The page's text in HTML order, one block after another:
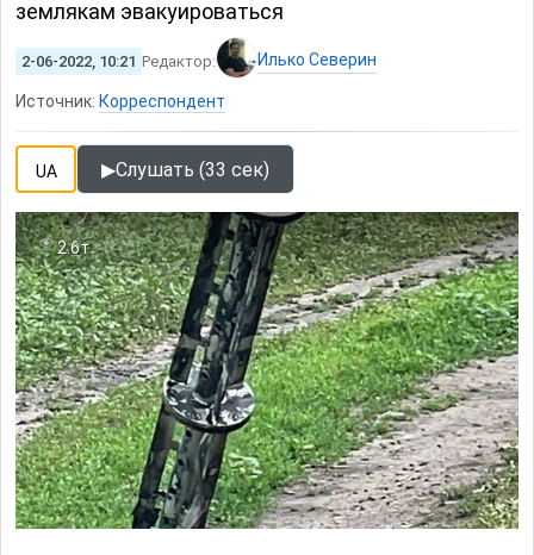
землякам эвакуироваться
2-06-2022, 10:21 Редактор: Илько Северин
Источник: Корреспондент
UA ▶Слушать (33 сек)
2.6т